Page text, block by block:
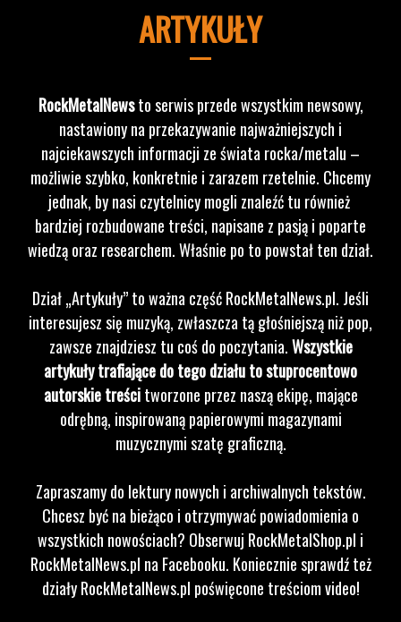
ARTYKUŁY
RockMetalNewsto serwis przede wszystkim newsowy,
nastawiony na przekazywanie najważniejszych i
najciekawszych informacji ze świata rocka/metalu –
możliwie szybko, konkretnie i zarazem rzetelnie. Chcemy
jednak, by nasi czytelnicy mogli znaleźć tu również
bardziej rozbudowane treści, napisane z pasją i poparte
wiedzą oraz researchem. Właśnie po to powstał ten dział.
Dział „Artykuły” to ważna część RockMetalNews.pl. Jeśli
interesujesz się muzyką, zwłaszcza tą głośniejszą niż pop,
zawsze znajdziesz tu coś do poczytania.Wszystkie
artykuły trafiające do tego działu to stuprocentowo
autorskie treścitworzone przez naszą ekipę, mające
odrębną, inspirowaną papierowymi magazynami
muzycznymi szatę graficzną.
Zapraszamy do lektury nowych i archiwalnych tekstów.
Chcesz być na bieżąco i otrzymywać powiadomienia o
wszystkich nowościach? Obserwuj RockMetalShop.pl i
RockMetalNews.pl na Facebooku. Koniecznie sprawdź też
działy RockMetalNews.pl poświęcone treściom video!